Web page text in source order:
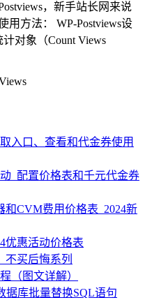
，新手站长网来说
用方法： WP-Postviews设
计对象（Count Views
入口、查看和代金券使用
_配置价格表和千元代金券
CVM费用价格表_2024新
优惠活动价格表
不买后悔系列
（图文详解）
据库批量替换SQL语句